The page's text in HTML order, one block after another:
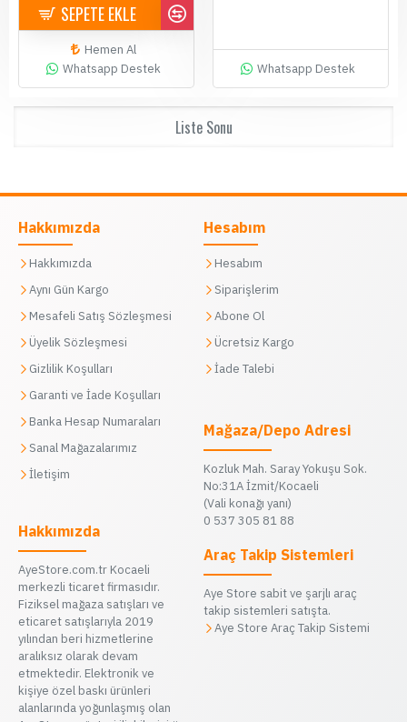
SEPETE EKLE
Hemen Al
Whatsapp Destek
Whatsapp Destek
Liste Sonu
Hakkımızda
Hakkımızda
Aynı Gün Kargo
Mesafeli Satış Sözleşmesi
Üyelik Sözleşmesi
Gizlilik Koşulları
Garanti ve İade Koşulları
Banka Hesap Numaraları
Sanal Mağazalarımız
İletişim
Hakkımızda
AyeStore.com.tr Kocaeli
merkezli ticaret firmasıdır.
Fiziksel mağaza satışları ve
eticaret satışlarıyla 2019
yılından beri hizmetlerine
aralıksız olarak devam
etmektedir. Elektronik ve
kişiye özel baskı ürünleri
alanlarında yoğunlaşmış olan
Hesabım
Hesabım
Siparişlerim
Abone Ol
Ücretsiz Kargo
İade Talebi
Mağaza/Depo Adresi
Kozluk Mah. Saray Yokuşu Sok.
No:31A İzmit/Kocaeli
(Vali konağı yanı)
0 537 305 81 88
Araç Takip Sistemleri
Aye Store sabit ve şarjlı araç
takip sistemleri satışta.
Aye Store Araç Takip Sistemi